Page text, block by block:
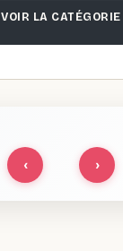
VOIR LA CATÉGORIE
‹ ›